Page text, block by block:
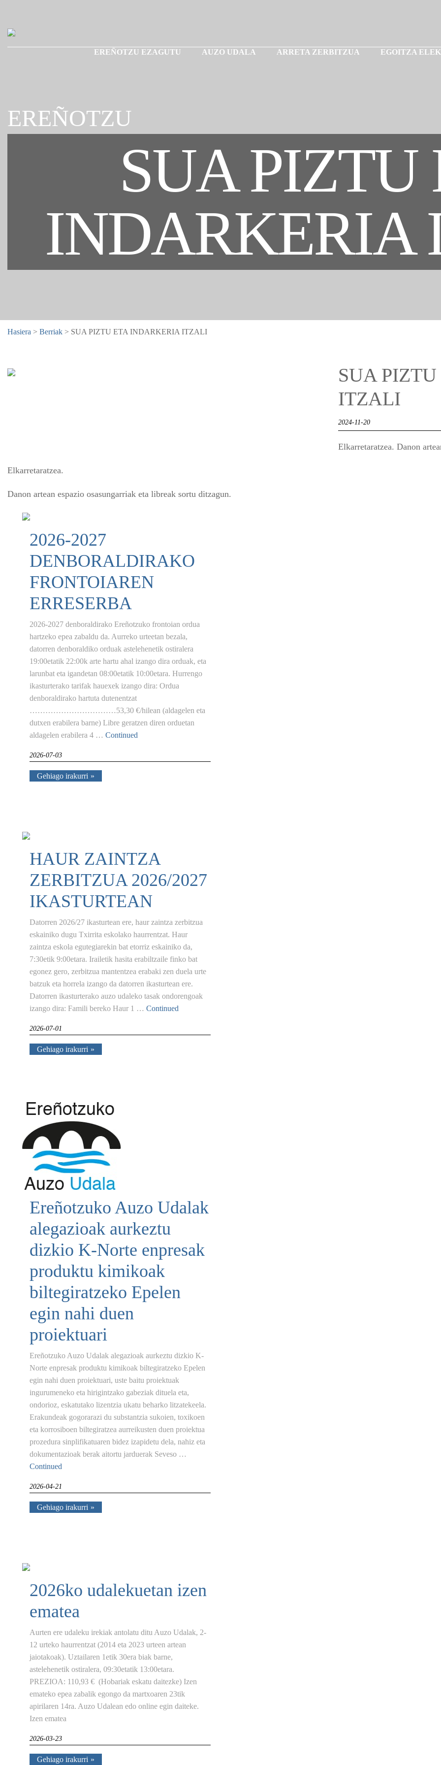
EREÑOTZU EZAGUTU AUZO UDALA ARRETA ZERBITZUA EGOITZA
EREÑOTZU
SUA PIZTU
INDARKERIA
Hasiera > Berriak > SUA PIZTU ETA INDARKERIA ITZALI
SUA
ITZALI
2024-11-20
Elkarretaratzea. Danon
Elkarretaratzea.
Danon artean espazio osasungarriak eta libreak sortu ditzagun.
2026-2027
DENBORALDIRAKO
FRONTOIAREN
ERRESERBA
2026-2027 denboraldirako Ereñotzuko frontoian ordua
hartzeko epea zabaldu da. Aurreko urteetan bezala,
datorren denboraldiko orduak astelehenetik ostiralera
19:00etatik 22:00k arte hartu ahal izango dira orduak, eta
larunbat eta igandetan 08:00etatik 10:00etara. Hurrengo
ikasturterako tarifak hauexek izango dira: Ordua
denboraldirako hartuta dutenentzat
……………………………53,30 €/hilean (aldagelen eta
dutxen erabilera barne) Libre geratzen diren orduetan
aldagelen erabilera 4 … Continued
2026-07-03
Gehiago irakurri
HAUR ZAINTZA
ZERBITZUA 2026/2027
IKASTURTEAN
Datorren 2026/27 ikasturtean ere, haur zaintza zerbitzua
eskainiko dugu Txirrita eskolako haurrentzat. Haur
zaintza eskola egutegiarekin bat etorriz eskainiko da,
7:30etik 9:00etara. Irailetik hasita erabiltzaile finko bat
egonez gero, zerbitzua mantentzea erabaki zen duela urte
batzuk eta horrela izango da datorren ikasturtean ere.
Datorren ikasturterako auzo udaleko tasak ondorengoak
izango dira: Famili bereko Haur 1 … Continued
2026-07-01
Gehiago irakurri
Ereñotzuko Auzo Udalak
alegazioak aurkeztu
dizkio K-Norte enpresak
produktu kimikoak
biltegiratzeko Epelen
egin nahi duen
proiektuari
Ereñotzuko Auzo Udalak alegazioak aurkeztu dizkio K-
Norte enpresak produktu kimikoak biltegiratzeko Epelen
egin nahi duen proiektuari, uste baitu proiektuak
ingurumeneko eta hirigintzako gabeziak dituela eta,
ondorioz, eskatutako lizentzia ukatu beharko litzatekeela.
Erakundeak gogorarazi du substantzia sukoien, toxikoen
eta korrosiboen biltegiratzea aurreikusten duen proiektua
prozedura sinplifikatuaren bidez izapidetu dela, nahiz eta
dokumentazioak berak aitortu jarduerak Seveso …
Continued
2026-04-21
Gehiago irakurri
2026ko udalekuetan izen
ematea
Aurten ere udaleku irekiak antolatu ditu Auzo Udalak, 2-
12 urteko haurrentzat (2014 eta 2023 urteen artean
jaiotakoak). Uztailaren 1etik 30era biak barne,
astelehenetik ostiralera, 09:30etatik 13:00etara.
PREZIOA: 110,93 € (Hobariak eskatu daitezke) Izen
emateko epea zabalik egongo da martxoaren 23tik
apirilaren 14ra. Auzo Udalean edo online egin daiteke.
Izen ematea
2026-03-23
Gehiago irakurri